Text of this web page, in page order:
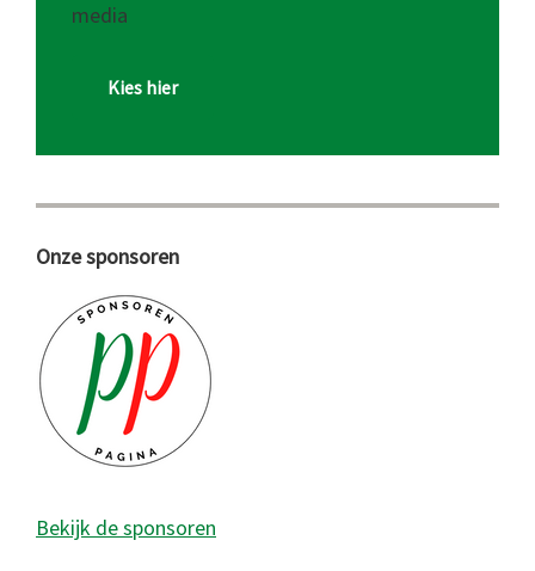
media
Kies hier
Onze sponsoren
Bekijk de sponsoren